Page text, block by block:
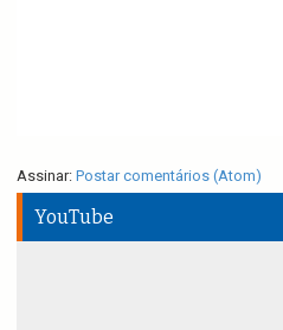
Assinar: Postar comentários (Atom)
YouTube